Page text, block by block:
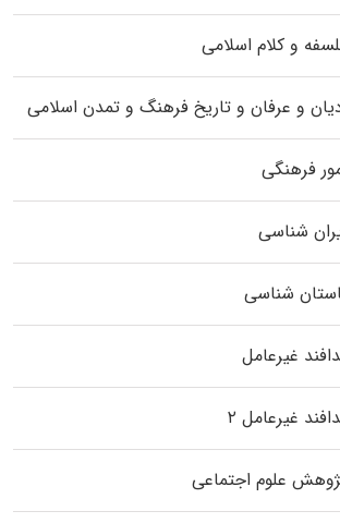
و کلام اسلامی
و عرفان و تاریخ فرهنگ و تمدن اسلامی
فرهنگی
شناسی
شناسی
غیرعامل
غیرعامل ۲
علوم اجتماعی